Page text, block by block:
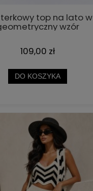
top na lato w
wzór
109,00 zł
DO KOSZYKA